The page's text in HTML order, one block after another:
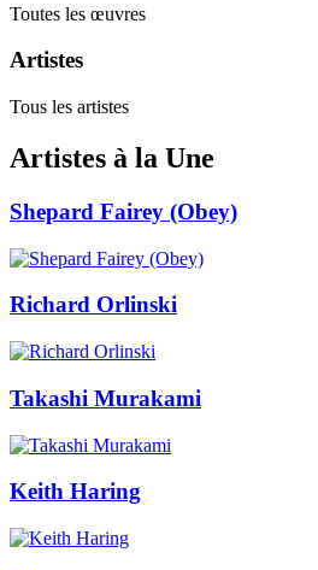
Toutes les œuvres
Artistes
Tous les artistes
Artistes à la Une
Shepard Fairey (Obey)
Richard Orlinski
Takashi Murakami
Keith Haring